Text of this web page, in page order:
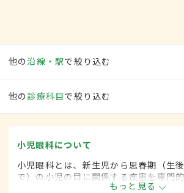
他の沿線・駅で絞り込む
他の 診療科目で絞り込む
小児眼科について
小児眼科とは、新生児から思春期（生
で）の小児の目に関係する疾患を専門
もっと見る